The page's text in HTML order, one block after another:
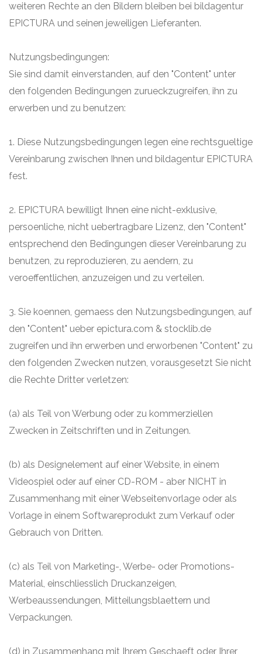
weiteren Rechte an den Bildern bleiben bei bildagentur
EPICTURA und seinen jeweiligen Lieferanten.
Nutzungsbedingungen:
Sie sind damit einverstanden, auf den "Content" unter
den folgenden Bedingungen zurueckzugreifen, ihn zu
erwerben und zu benutzen:
1. Diese Nutzungsbedingungen legen eine rechtsgueltige
Vereinbarung zwischen Ihnen und bildagentur EPICTURA
fest.
2. EPICTURA bewilligt Ihnen eine nicht-exklusive,
persoenliche, nicht uebertragbare Lizenz, den "Content"
entsprechend den Bedingungen dieser Vereinbarung zu
benutzen, zu reproduzieren, zu aendern, zu
veroeffentlichen, anzuzeigen und zu verteilen.
3. Sie koennen, gemaess den Nutzungsbedingungen, auf
den "Content" ueber epictura.com & stocklib.de
zugreifen und ihn erwerben und erworbenen "Content" zu
den folgenden Zwecken nutzen, vorausgesetzt Sie nicht
die Rechte Dritter verletzen:
(a) als Teil von Werbung oder zu kommerziellen
Zwecken in Zeitschriften und in Zeitungen.
(b) als Designelement auf einer Website, in einem
Videospiel oder auf einer CD-ROM - aber NICHT in
Zusammenhang mit einer Webseitenvorlage oder als
Vorlage in einem Softwareprodukt zum Verkauf oder
Gebrauch von Dritten.
(c) als Teil von Marketing-, Werbe- oder Promotions-
Material, einschliesslich Druckanzeigen,
Werbeaussendungen, Mitteilungsblaettern und
Verpackungen.
(d) in Zusammenhang mit Ihrem Geschaeft oder Ihrer